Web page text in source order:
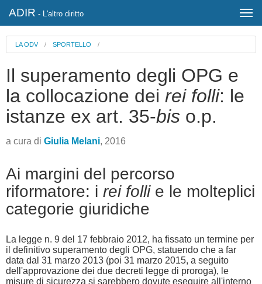
ADIR - L'altro diritto
LA ODV/ SPORTELLO /
Il superamento degli OPG e
la collocazione dei rei folli: le
istanze ex art. 35-bis o.p.
a cura di Giulia Melani, 2016
Ai margini del percorso
riformatore: i rei follie le molteplici
categorie giuridiche
La legge n. 9 del 17 febbraio 2012, ha fissato un termine per
il definitivo superamento degli OPG, statuendo che a far
data dal 31 marzo 2013 (poi 31 marzo 2015, a seguito
dell'approvazione dei due decreti legge di proroga), le
misure di sicurezza si sarebbero dovute eseguire all'interno